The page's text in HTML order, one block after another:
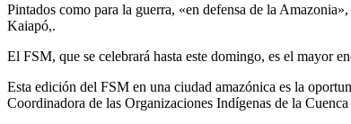
Pintados como para la guerra, «en defensa de la
Kaiapó,.
El FSM, que se celebrará hasta este domingo, es el mayor
Esta edición del FSM en una ciudad amazónica es la
Coordinadora de las Organizaciones Indígenas de la